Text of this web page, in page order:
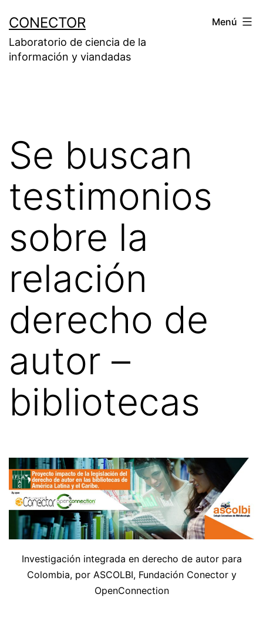
contenido
CONECTOR
Laboratorio de ciencia de la
información y viandadas
Menú
Se buscan
testimonios
sobre la
relación
derecho de
autor –
bibliotecas
Investigación integrada en derecho de autor para
Colombia, por ASCOLBI, Fundación Conector y
OpenConnection